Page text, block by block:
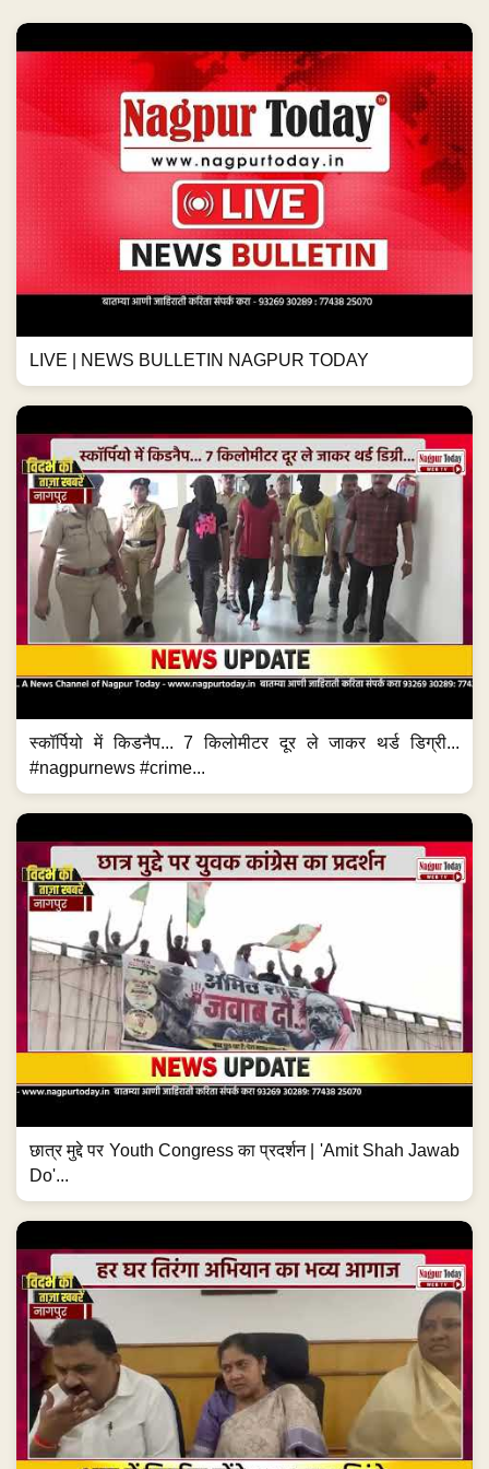
LIVE | NEWS BULLETIN NAGPUR TODAY
स्कॉर्पियो में किडनैप... 7 किलोमीटर दूर ले जाकर थर्ड डिग्री...
#nagpurnews #crime...
छात्र मुद्दे पर Youth Congress का प्रदर्शन | 'Amit Shah Jawab
Do'...